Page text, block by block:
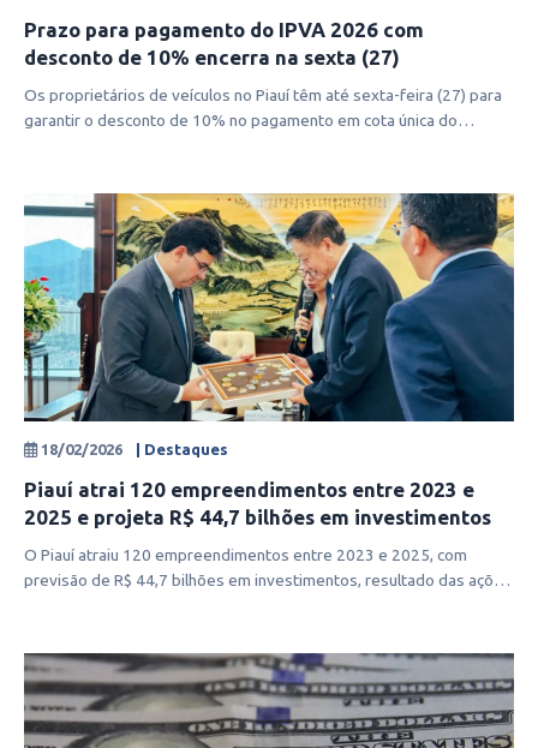
Prazo para pagamento do IPVA 2026 com
desconto de 10% encerra na sexta (27)
Os proprietários de veículos no Piauí têm até sexta-feira (27) para
garantir o desconto de 10% no pagamento em cota única do
18/02/2026 | Destaques
Piauí atrai 120 empreendimentos entre 2023 e
2025 e projeta R$ 44,7 bilhões em investimentos
O Piauí atraiu 120 empreendimentos entre 2023 e 2025, com
previsão de R$ 44,7 bilhões em investimentos, resultado das ações